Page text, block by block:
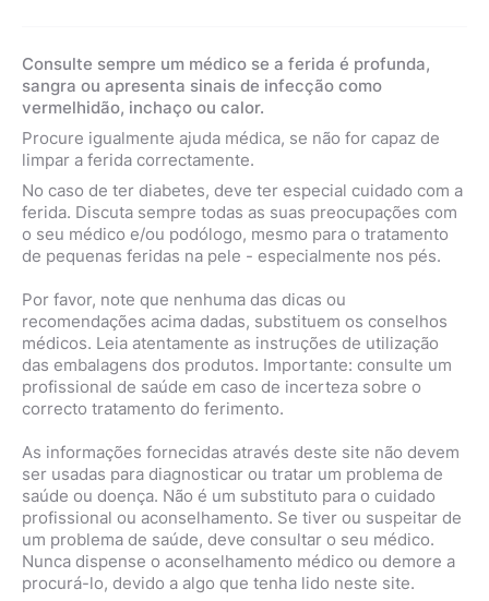
Consulte sempre um médico se a ferida é profunda,
sangra ou apresenta sinais de infecção como
vermelhidão, inchaço ou calor.
Procure igualmente ajuda médica, se não for capaz de
limpar a ferida correctamente.
No caso de ter diabetes, deve ter especial cuidado com a
ferida. Discuta sempre todas as suas preocupações com
o seu médico e/ou podólogo, mesmo para o tratamento
de pequenas feridas na pele - especialmente nos pés.
Por favor, note que nenhuma das dicas ou
recomendações acima dadas, substituem os conselhos
médicos. Leia atentamente as instruções de utilização
das embalagens dos produtos. Importante: consulte um
profissional de saúde em caso de incerteza sobre o
correcto tratamento do ferimento.
As informações fornecidas através deste site não devem
ser usadas para diagnosticar ou tratar um problema de
saúde ou doença. Não é um substituto para o cuidado
profissional ou aconselhamento. Se tiver ou suspeitar de
um problema de saúde, deve consultar o seu médico.
Nunca dispense o aconselhamento médico ou demore a
procurá-lo, devido a algo que tenha lido neste site.